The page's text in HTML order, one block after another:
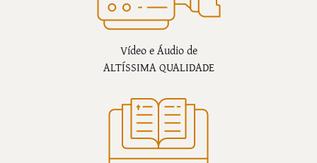
Vídeo e Áudio de
ALTÍSSIMA QUALIDADE